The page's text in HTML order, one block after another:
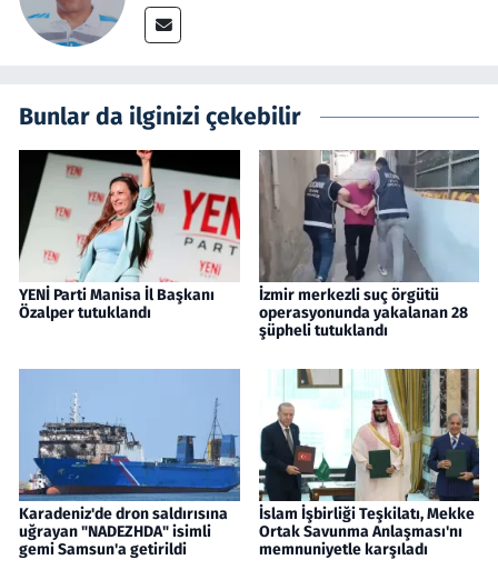
Bunlar da ilginizi çekebilir
YENİ Parti Manisa İl Başkanı
Özalper tutuklandı
İzmir merkezli suç örgütü
operasyonunda yakalanan 28
şüpheli tutuklandı
Karadeniz'de dron saldırısına
uğrayan "NADEZHDA" isimli
gemi Samsun'a getirildi
İslam İşbirliği Teşkilatı, Mekke
Ortak Savunma Anlaşması'nı
memnuniyetle karşıladı